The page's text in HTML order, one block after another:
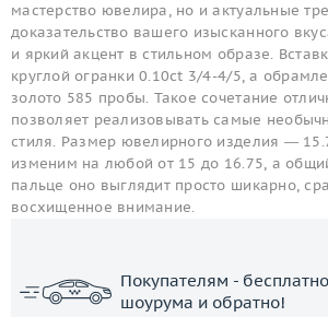
мастерство ювелира, но и актуальные
доказательство вашего изысканного
и яркий акцент в стильном образе.
круглой огранки 0.10ct 3/4-4/5, а
золото 585 пробы. Такое сочетание
позволяет реализовывать самые
стиля. Размер ювелирного изделия —
изменим на любой от 15 до 16.75, а
пальце оно выглядит просто шикарно,
восхищенное внимание.
Покупателям -
шоурума и обратно!